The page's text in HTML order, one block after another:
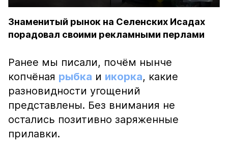
Знаменитый рынок на Селенских Исадах
порадовал своими рекламными перлами
Ранее мы писали, почём нынче
копчёная рыбка и икорка, какие
разновидности угощений
представлены. Без внимания не
остались позитивно заряженные
прилавки.